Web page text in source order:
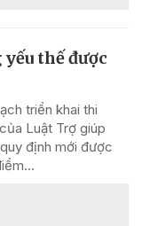
thế được
triển khai thi
Luật Trợ giúp
định mới được